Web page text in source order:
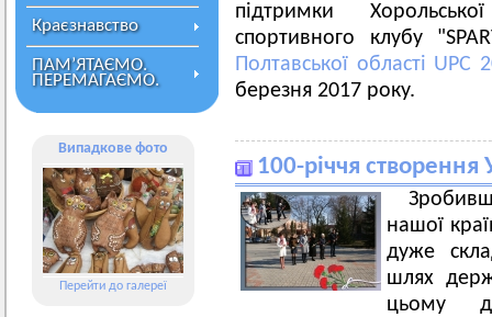
Краєзнавство
ПАМ’ЯТАЄМО.
ПЕРЕМАГАЄМО.
Випадкове фото
Перейти до галереї
підтримки
спортивного клубу
Полтавської області UPC
березня 2017 року.
100-річчя створення
нашої
дуже
шлях
цьому